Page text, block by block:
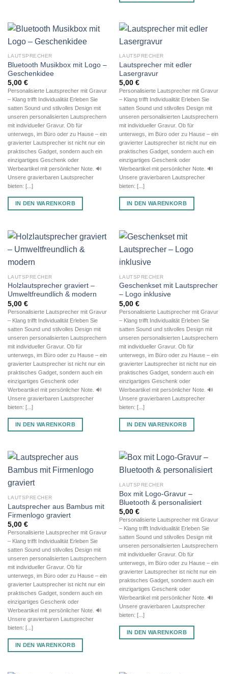
LAUTSPRECHER
Bluetooth Musikbox mit Logo –
Geschenkidee
5,00 €
Personalisierte Lautsprecher mit Gravur
– Klang trifft Individualität Erleben Sie
satten Sound und stilvolles Design mit
unseren personalisierten Lautsprechern
mit individueller Gravur. Ob für
unterwegs, im Büro oder zu Hause – ein
gravierter Lautsprecher ist nicht nur ein
praktisches Gadget, sondern auch ein
einzigartiges Geschenk oder
Werbeartikel mit persönlicher Note. 🔊
Unsere gravierbaren Lautsprecher
bieten: [...]
IN DEN WARENKORB
LAUTSPRECHER
Lautsprecher mit edler
Lasergravur
5,00 €
Personalisierte Lautsprecher mit Gravur
– Klang trifft Individualität Erleben Sie
satten Sound und stilvolles Design mit
unseren personalisierten Lautsprechern
mit individueller Gravur. Ob für
unterwegs, im Büro oder zu Hause – ein
gravierter Lautsprecher ist nicht nur ein
praktisches Gadget, sondern auch ein
einzigartiges Geschenk oder
Werbeartikel mit persönlicher Note. 🔊
Unsere gravierbaren Lautsprecher
bieten: [...]
IN DEN WARENKORB
LAUTSPRECHER
Holzlautsprecher graviert –
Umweltfreundlich & modern
5,00 €
Personalisierte Lautsprecher mit Gravur
– Klang trifft Individualität Erleben Sie
satten Sound und stilvolles Design mit
unseren personalisierten Lautsprechern
mit individueller Gravur. Ob für
unterwegs, im Büro oder zu Hause – ein
gravierter Lautsprecher ist nicht nur ein
praktisches Gadget, sondern auch ein
einzigartiges Geschenk oder
Werbeartikel mit persönlicher Note. 🔊
Unsere gravierbaren Lautsprecher
bieten: [...]
IN DEN WARENKORB
LAUTSPRECHER
Geschenkset mit Lautsprecher
– Logo inklusive
5,00 €
Personalisierte Lautsprecher mit Gravur
– Klang trifft Individualität Erleben Sie
satten Sound und stilvolles Design mit
unseren personalisierten Lautsprechern
mit individueller Gravur. Ob für
unterwegs, im Büro oder zu Hause – ein
gravierter Lautsprecher ist nicht nur ein
praktisches Gadget, sondern auch ein
einzigartiges Geschenk oder
Werbeartikel mit persönlicher Note. 🔊
Unsere gravierbaren Lautsprecher
bieten: [...]
IN DEN WARENKORB
LAUTSPRECHER
Lautsprecher aus Bambus mit
Firmenlogo graviert
5,00 €
Personalisierte Lautsprecher mit Gravur
– Klang trifft Individualität Erleben Sie
satten Sound und stilvolles Design mit
unseren personalisierten Lautsprechern
mit individueller Gravur. Ob für
unterwegs, im Büro oder zu Hause – ein
gravierter Lautsprecher ist nicht nur ein
praktisches Gadget, sondern auch ein
einzigartiges Geschenk oder
Werbeartikel mit persönlicher Note. 🔊
Unsere gravierbaren Lautsprecher
bieten: [...]
IN DEN WARENKORB
LAUTSPRECHER
Box mit Logo-Gravur –
Bluetooth & personalisiert
5,00 €
Personalisierte Lautsprecher mit Gravur
– Klang trifft Individualität Erleben Sie
satten Sound und stilvolles Design mit
unseren personalisierten Lautsprechern
mit individueller Gravur. Ob für
unterwegs, im Büro oder zu Hause – ein
gravierter Lautsprecher ist nicht nur ein
praktisches Gadget, sondern auch ein
einzigartiges Geschenk oder
Werbeartikel mit persönlicher Note. 🔊
Unsere gravierbaren Lautsprecher
bieten: [...]
IN DEN WARENKORB